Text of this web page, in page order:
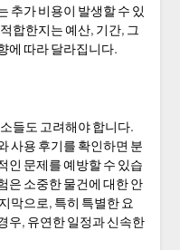
추가 비용이 발생할 수 있
합한지는 예산, 기간, 그
에 따라 달라집니다.
들도 고려해야 합니다.
사용 후기를 확인하면 분
인 문제를 예방할 수 있습
은 소중한 물건에 대한 안
막으로, 특히 특별한 요
우, 유연한 일정과 신속한